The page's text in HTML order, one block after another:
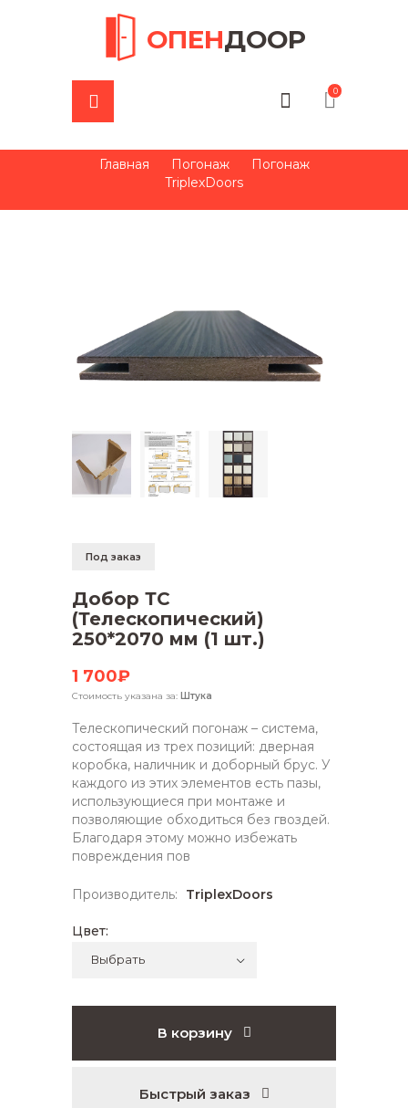
ОПЕНДООР
0
Главная Погонаж
Погонаж
TriplexDoors
Под заказ
Добор ТС
(Телескопический)
250*2070 мм (1 шт.)
1 700₽
Стоимость указана за: Штука
Телескопический погонаж – система,
состоящая из трех позиций: дверная
коробка, наличник и доборный брус. У
каждого из этих элементов есть пазы,
использующиеся при монтаже и
позволяющие обходиться без гвоздей.
Благодаря этому можно избежать
повреждения пов
Производитель: TriplexDoors
Цвет:
В корзину
Быстрый заказ